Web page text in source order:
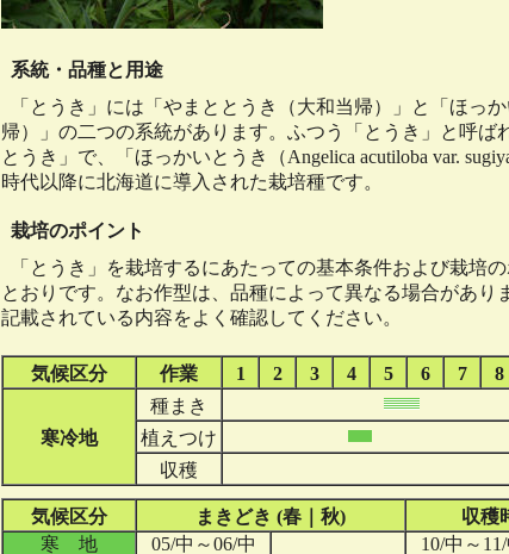
系統・品種と用途
「とうき」には「やまととうき（大和当帰）」と「ほっ
帰）」の二つの系統があります。ふつう「とうき」と呼ば
とうき」で、「ほっかいとうき（Angelica acutiloba var.
時代以降に北海道に導入された栽培種です。
栽培のポイント
「とうき」を栽培するにあたっての基本条件および栽培
とおりです。なお作型は、品種によって異なる場合があり
記載されている内容をよく確認してください。
気候区分 作業 1 2 3 4 5 6 7 8
寒冷地
種まき
植えつけ
収穫
気候区分 まきどき (春｜秋)
収穫
寒 地
05/中～06/中 10/中～